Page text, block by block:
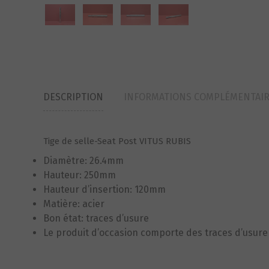
DESCRIPTION
Tige de selle-Seat Post VITUS RUBIS
Diamètre: 26.4mm
Hauteur: 250mm
Hauteur d’insertion: 120mm
Matière: acier
Bon état: traces d’usure
Le produit d’occasion comporte des traces d’usure